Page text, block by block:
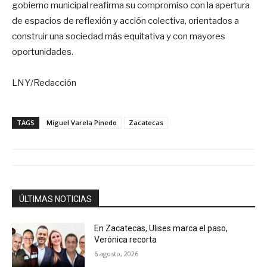
gobierno municipal reafirma su compromiso con la apertura
de espacios de reflexión y acción colectiva, orientados a
construir una sociedad más equitativa y con mayores
oportunidades.
LNY/Redacción
TAGS Miguel Varela Pinedo Zacatecas
ÚLTIMAS NOTICIAS
En Zacatecas, Ulises marca el paso,
Verónica recorta
6 agosto, 2026